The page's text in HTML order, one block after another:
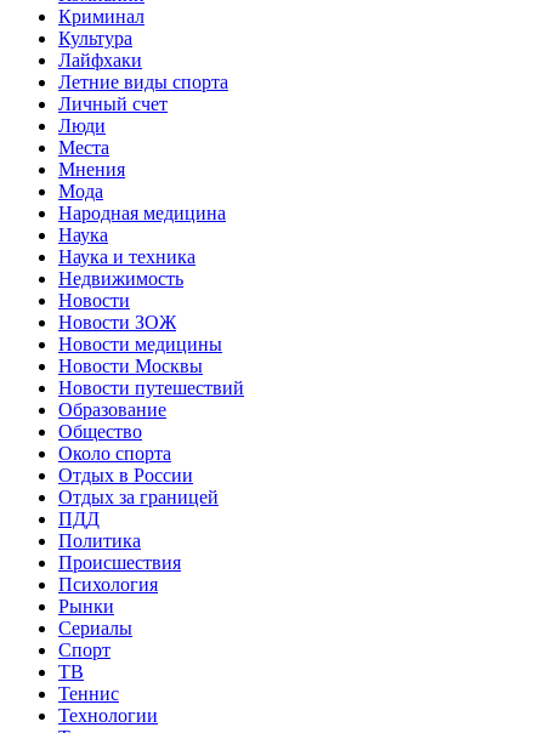
Криминал
Культура
Лайфхаки
Летние виды спорта
Личный счет
Люди
Места
Мнения
Мода
Народная медицина
Наука
Наука и техника
Недвижимость
Новости
Новости ЗОЖ
Новости медицины
Новости Москвы
Новости путешествий
Образование
Общество
Около спорта
Отдых в России
Отдых за границей
ПДД
Политика
Происшествия
Психология
Рынки
Сериалы
Спорт
ТВ
Теннис
Технологии